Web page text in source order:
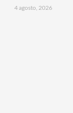
4 agosto, 2026